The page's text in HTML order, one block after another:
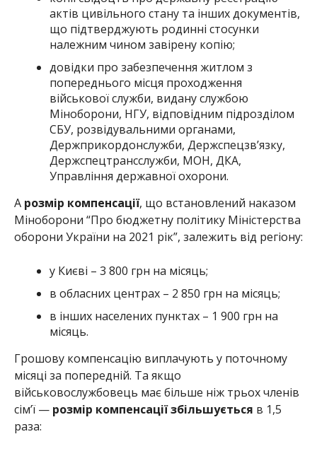
актів цивільного стану та інших документів,
що підтверджують родинні стосунки
належним чином завірену копію;
довідки про забезпечення житлом з
попереднього місця проходження
військової служби, видану службою
Міноборони, НГУ, відповідним підрозділом
СБУ, розвідувальними органами,
Держприкордонслужби, Держспецзв’язку,
Держспецтрансслужби, МОН, ДКА,
Управління державної охорони.
А розмір компенсації, що встановлений наказом
Міноборони “Про бюджетну політику Міністерства
оборони України на 2021 рік”, залежить від регіону:
у Києві – 3 800 грн на місяць;
в обласних центрах – 2 850 грн на місяць;
в інших населених пунктах – 1 900 грн на
місяць.
Грошову компенсацію виплачують у поточному
місяці за попередній. Та якщо
військовослужбовець має більше ніж трьох членів
сім’ї — розмір компенсації збільшується в 1,5
раза: